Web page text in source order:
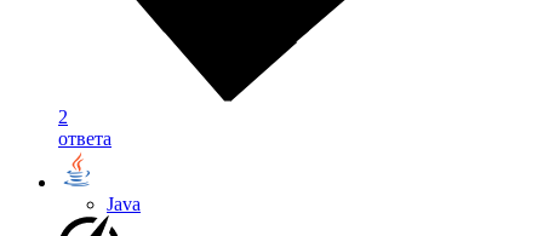
2
ответа
Java